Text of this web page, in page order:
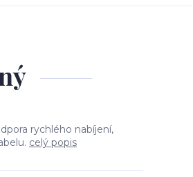
rychlého nabíjení,
celý popis